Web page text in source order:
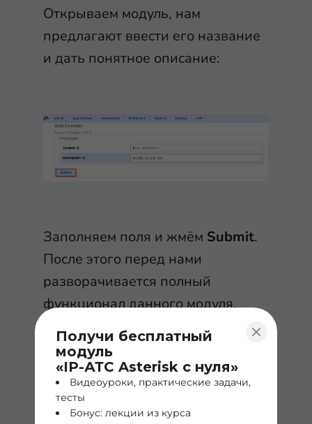
Получи бесплатный
модуль
«IP-АТС Asterisk с нуля»
Видеоуроки, практические задачи,
тесты
Бонус: лекции из курса
Открываем модуль, нам
предлагают ввести его название
и дать понятное описание:
Заполняем поля и жмём Submit.
После этого перед нами
разворачивается полный
функционал данного модуля,
который позволяет настроить
нужные правила.
В нашем случае, необходимо
прописать номер генерального